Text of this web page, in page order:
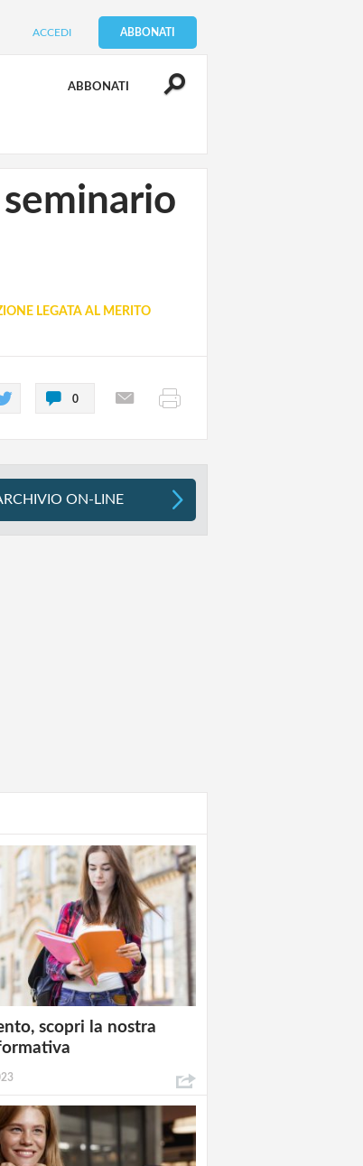
ACCEDI ABBONATI
ABBONATI
LEGATA AL MERITO
0
ON-LINE
scopri la nostra